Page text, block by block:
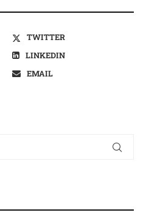
TWITTER
LINKEDIN
EMAIL